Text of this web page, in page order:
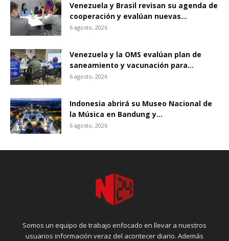
Venezuela y Brasil revisan su agenda de
cooperación y evalúan nuevas...
6 agosto, 2026
Venezuela y la OMS evalúan plan de
saneamiento y vacunación para...
6 agosto, 2026
Indonesia abrirá su Museo Nacional de
la Música en Bandung y...
6 agosto, 2026
Somos un equipo de trabajo enfocado en llevar a nuestros
usuarios información veraz del acontecer diario. Además